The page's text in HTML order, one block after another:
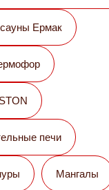
Eрмак
печи
Мангалы